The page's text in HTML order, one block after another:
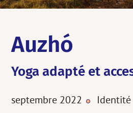
Auzhó
Yoga adapté et
septembre 2022